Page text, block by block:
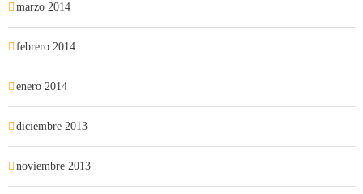
marzo 2014
febrero 2014
enero 2014
diciembre 2013
noviembre 2013